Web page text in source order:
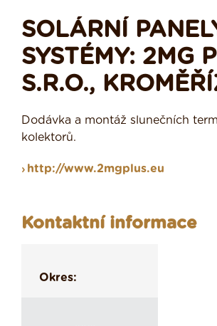
SOLÁRNÍ
SYSTÉMY: 2MG
S.R.O.,
Dodávka a montáž slunečních
kolektorů.
http://www.2mgplus.eu
Kontaktní informace
Okres: